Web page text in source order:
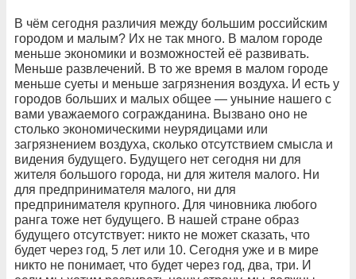
В чём сегодня различия между большим российским
городом и малым? Их не так много. В малом городе
меньше экономики и возможностей её развивать.
Меньше развлечений. В то же время в малом городе
меньше суеты и меньше загрязнения воздуха. И есть у
городов больших и малых общее — уныние нашего с
вами уважаемого согражданина. Вызвано оно не
столько экономическими неурядицами или
загрязнением воздуха, сколько отсутствием смысла и
видения будущего. Будущего нет сегодня ни для
жителя большого города, ни для жителя малого. Ни
для предпринимателя малого, ни для
предпринимателя крупного. Для чиновника любого
ранга тоже нет будущего. В нашей стране образ
будущего отсутствует: никто не может сказать, что
будет через год, 5 лет или 10. Сегодня уже и в мире
никто не понимает, что будет через год, два, три. И